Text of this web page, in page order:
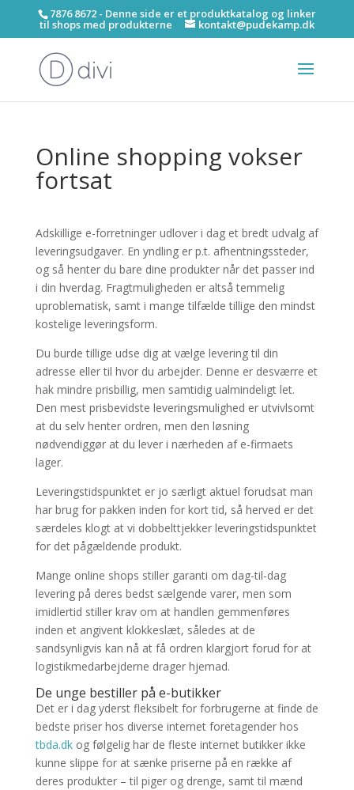
7876 8672 - Denne side er et produktkatalog og linker
til shops med produkterne kontakt@pudekamp.dk
Online shopping vokser
fortsat
Adskillige e-forretninger udlover i dag et bredt udvalg af
leveringsudgaver. En yndling er p.t. afhentningssteder,
og så henter du bare dine produkter når det passer ind
i din hverdag. Fragtmuligheden er altså temmelig
uproblematisk, samt i mange tilfælde tillige den mindst
kostelige leveringsform.
Du burde tillige udse dig at vælge levering til din
adresse eller til hvor du arbejder. Denne er desværre et
hak mindre prisbillig, men samtidig ualmindeligt let.
Den mest prisbevidste leveringsmulighed er utvivlsomt
at du selv henter ordren, men den løsning
nødvendiggør at du lever i nærheden af e-firmaets
lager.
Leveringstidspunktet er jo særligt aktuel forudsat man
har brug for pakken inden for kort tid, så herved er det
særdeles klogt at vi dobbelttjekker leveringstidspunktet
for det pågældende produkt.
Mange online shops stiller garanti om dag-til-dag
levering på deres bedst sælgende varer, men som
imidlertid stiller krav om at handlen gemmenføres
inden et angivent klokkeslæt, således at de
sandsynligvis kan nå at få ordren klargjort forud for at
logistikmedarbejderne drager hjemad.
De unge bestiller på e-butikker
Det er i dag yderst fleksibelt for forbrugerne at finde de
bedste priser hos diverse internet foretagender hos
tbda.dkog følgelig har de fleste internet butikker ikke
kunne slippe for at sænke priserne på en række af
deres produkter – til piger og drenge, samt til mænd